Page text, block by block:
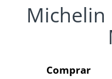
Michelin
Comprar